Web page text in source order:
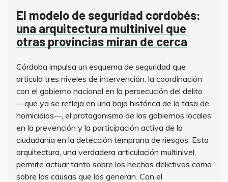
El modelo de seguridad cordobés:
una arquitectura multinivel que
otras provincias miran de cerca
Córdoba impulsa un esquema de seguridad que
articula tres niveles de intervención: la coordinación
con el gobierno nacional en la persecución del delito
—que ya se refleja en una baja histórica de la tasa de
homicidios—, el protagonismo de los gobiernos locales
en la prevención y la participación activa de la
ciudadanía en la detección temprana de riesgos. Esta
arquitectura, una verdadera articulación multinivel,
permite actuar tanto sobre los hechos delictivos como
sobre las causas que los generan. Con el